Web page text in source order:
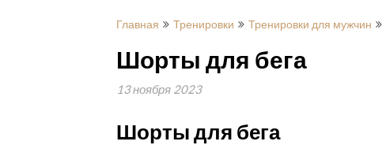
Главная Тренировки Тренировки для мужчин
Шорты для бега
13 ноября 2023
Шорты для бега